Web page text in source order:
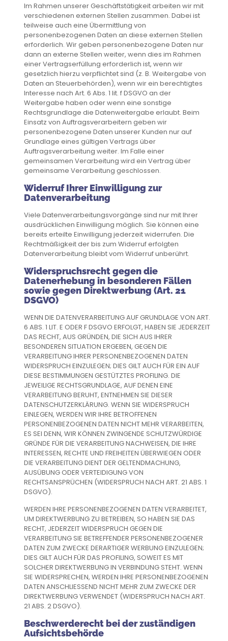
Im Rahmen unserer Geschäftstätigkeit arbeiten wir mit
verschiedenen externen Stellen zusammen. Dabei ist
teilweise auch eine Übermittlung von
personenbezogenen Daten an diese externen Stellen
erforderlich. Wir geben personenbezogene Daten nur
dann an externe Stellen weiter, wenn dies im Rahmen
einer Vertragserfüllung erforderlich ist, wenn wir
gesetzlich hierzu verpflichtet sind (z. B. Weitergabe von
Daten an Steuerbehörden), wenn wir ein berechtigtes
Interesse nach Art. 6 Abs. 1 lit. f DSGVO an der
Weitergabe haben oder wenn eine sonstige
Rechtsgrundlage die Datenweitergabe erlaubt. Beim
Einsatz von Auftragsverarbeitern geben wir
personenbezogene Daten unserer Kunden nur auf
Grundlage eines gültigen Vertrags über
Auftragsverarbeitung weiter. Im Falle einer
gemeinsamen Verarbeitung wird ein Vertrag über
gemeinsame Verarbeitung geschlossen.
Widerruf Ihrer Einwilligung zur
Datenverarbeitung
Viele Datenverarbeitungsvorgänge sind nur mit Ihrer
ausdrücklichen Einwilligung möglich. Sie können eine
bereits erteilte Einwilligung jederzeit widerrufen. Die
Rechtmäßigkeit der bis zum Widerruf erfolgten
Datenverarbeitung bleibt vom Widerruf unberührt.
Widerspruchsrecht gegen die
Datenerhebung in besonderen Fällen
sowie gegen Direktwerbung (Art. 21
DSGVO)
WENN DIE DATENVERARBEITUNG AUF GRUNDLAGE VON ART.
6 ABS. 1 LIT. E ODER F DSGVO ERFOLGT, HABEN SIE JEDERZEIT
DAS RECHT, AUS GRÜNDEN, DIE SICH AUS IHRER
BESONDEREN SITUATION ERGEBEN, GEGEN DIE
VERARBEITUNG IHRER PERSONENBEZOGENEN DATEN
WIDERSPRUCH EINZULEGEN; DIES GILT AUCH FÜR EIN AUF
DIESE BESTIMMUNGEN GESTÜTZTES PROFILING. DIE
JEWEILIGE RECHTSGRUNDLAGE, AUF DENEN EINE
VERARBEITUNG BERUHT, ENTNEHMEN SIE DIESER
DATENSCHUTZERKLÄRUNG. WENN SIE WIDERSPRUCH
EINLEGEN, WERDEN WIR IHRE BETROFFENEN
PERSONENBEZOGENEN DATEN NICHT MEHR VERARBEITEN,
ES SEI DENN, WIR KÖNNEN ZWINGENDE SCHUTZWÜRDIGE
GRÜNDE FÜR DIE VERARBEITUNG NACHWEISEN, DIE IHRE
INTERESSEN, RECHTE UND FREIHEITEN ÜBERWIEGEN ODER
DIE VERARBEITUNG DIENT DER GELTENDMACHUNG,
AUSÜBUNG ODER VERTEIDIGUNG VON
RECHTSANSPRÜCHEN (WIDERSPRUCH NACH ART. 21 ABS. 1
DSGVO).
WERDEN IHRE PERSONENBEZOGENEN DATEN VERARBEITET,
UM DIREKTWERBUNG ZU BETREIBEN, SO HABEN SIE DAS
RECHT, JEDERZEIT WIDERSPRUCH GEGEN DIE
VERARBEITUNG SIE BETREFFENDER PERSONENBEZOGENER
DATEN ZUM ZWECKE DERARTIGER WERBUNG EINZULEGEN;
DIES GILT AUCH FÜR DAS PROFILING, SOWEIT ES MIT
SOLCHER DIREKTWERBUNG IN VERBINDUNG STEHT. WENN
SIE WIDERSPRECHEN, WERDEN IHRE PERSONENBEZOGENEN
DATEN ANSCHLIESSEND NICHT MEHR ZUM ZWECKE DER
DIREKTWERBUNG VERWENDET (WIDERSPRUCH NACH ART.
21 ABS. 2 DSGVO).
Beschwerde­recht bei der zuständigen
Aufsichts­behörde